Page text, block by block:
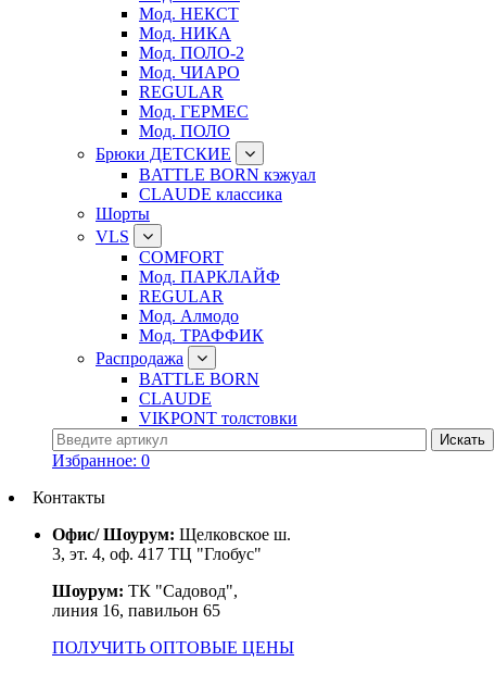
Мод. НЕКСТ
Мод. НИКА
Мод. ПОЛО-2
Мод. ЧИАРО
REGULAR
Мод. ГЕРМЕС
Мод. ПОЛО
Брюки ДЕТСКИЕ
BATTLE BORN кэжуал
CLAUDE классика
Шорты
VLS
COMFORT
Мод. ПАРКЛАЙФ
REGULAR
Мод. Алмодо
Мод. ТРАФФИК
Распродажа
BATTLE BORN
CLAUDE
VIKPONT толстовки
Избранное: 0
Контакты
Офис/ Шоурум: Щелковское ш.
3, эт. 4, оф. 417 ТЦ "Глобус"
Шоурум: ТК "Садовод",
линия 16, павильон 65
ПОЛУЧИТЬ ОПТОВЫЕ ЦЕНЫ